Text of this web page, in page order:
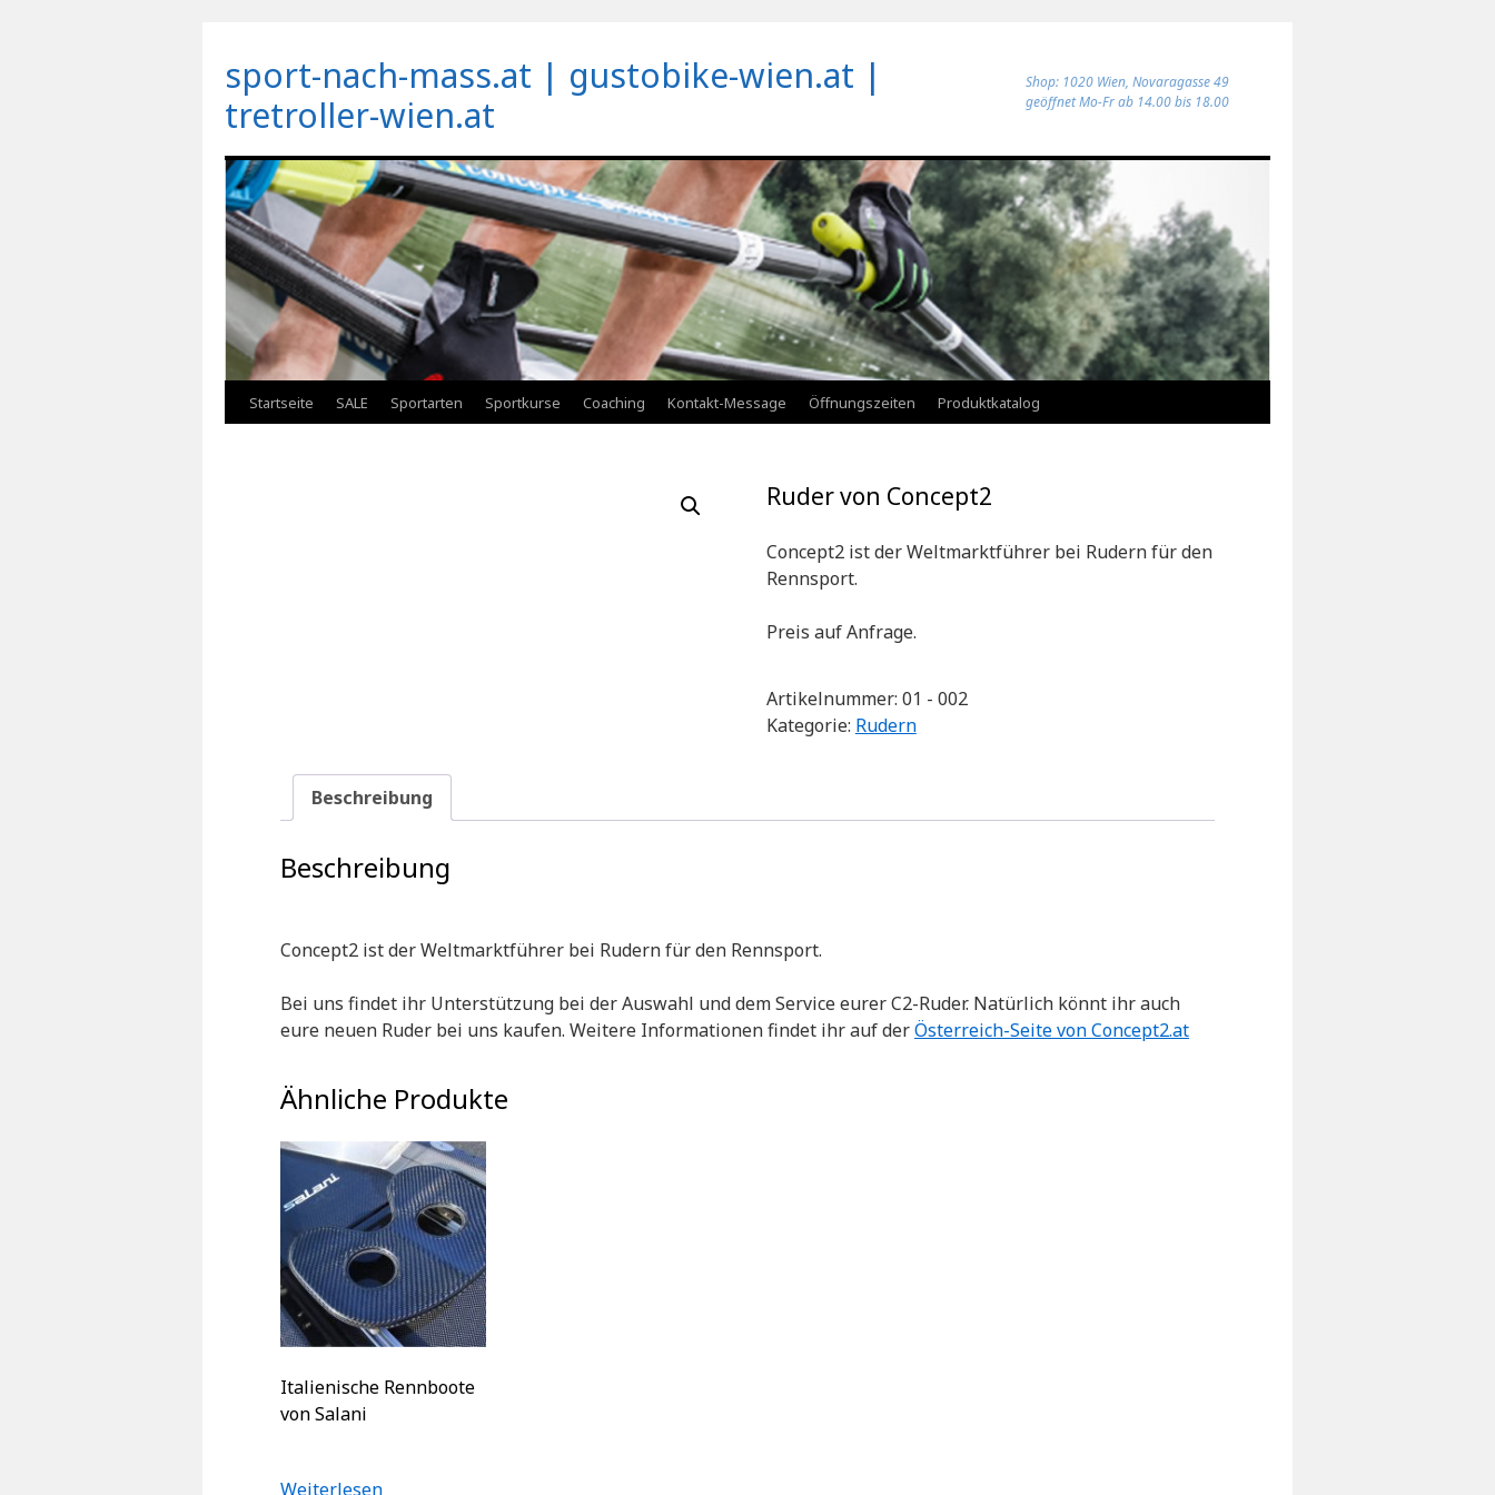
sport-nach-mass.at | gustobike-wien.at |
tretroller-wien.at
Shop: 1020 Wien, Novaragasse 49
geöffnet Mo-Fr ab 14.00 bis 18.00
Zum
Startseite SALE Sportarten Sportkurse Coaching Kontakt-Message Öffnungszeiten Produktkatalog
Ruder von Concept2
Concept2 ist der Weltmarktführer bei Rudern für den
Rennsport.
Preis auf Anfrage.
Artikelnummer: 01 - 002
Kategorie: Rudern
Beschreibung
Beschreibung
Concept2 ist der Weltmarktführer bei Rudern für den Rennsport.
Bei uns findet ihr Unterstützung bei der Auswahl und dem Service eurer C2-Ruder. Natürlich könnt ihr auch
eure neuen Ruder bei uns kaufen. Weitere Informationen findet ihr auf derÖsterreich-Seite von Concept2.at
Ähnliche Produkte
Italienische Rennboote
von Salani
Weiterlesen